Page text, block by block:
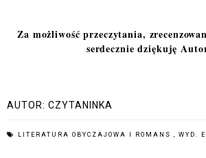
Za możliwość przeczytania,
serdecznie dziękuję
AUTOR: CZYTANINKA
LITERATURA OBYCZAJOWA I ROMANS WYD.